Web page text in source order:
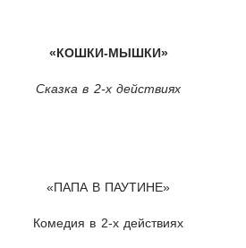
«КОШКИ-МЫШКИ»
Сказка в 2-х действиях
«ПАПА В ПАУТИНЕ»
Комедия в 2-х действиях